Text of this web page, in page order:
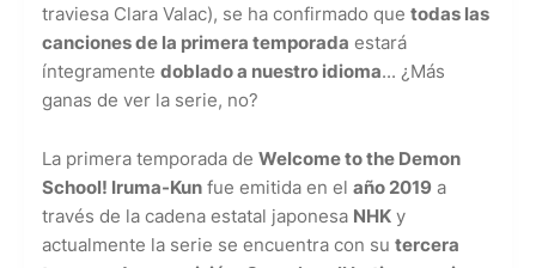
traviesa Clara Valac), se ha confirmado que todas las
canciones de la primera temporada estará
íntegramente doblado a nuestro idioma... ¿Más
ganas de ver la serie, no?
La primera temporada de Welcome to the Demon
School! Iruma-Kun fue emitida en el año 2019 a
través de la cadena estatal japonesa NHK y
actualmente la serie se encuentra con su tercera